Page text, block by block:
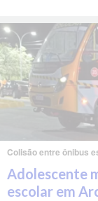
Colisão entre ônibus
Adolescente
escolar em